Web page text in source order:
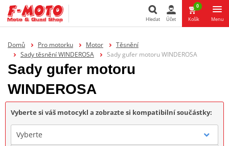
Hledat Účet
0
Košík Menu
Domů Pro motorku Motor
Těsnění
Sady těsnění WINDEROSA
Sady gufer motoru WINDEROSA
Sady gufer motoru
WINDEROSA
Vyberte si váš motocykl a zobrazte si kompatibilní součástky:
Vyberte